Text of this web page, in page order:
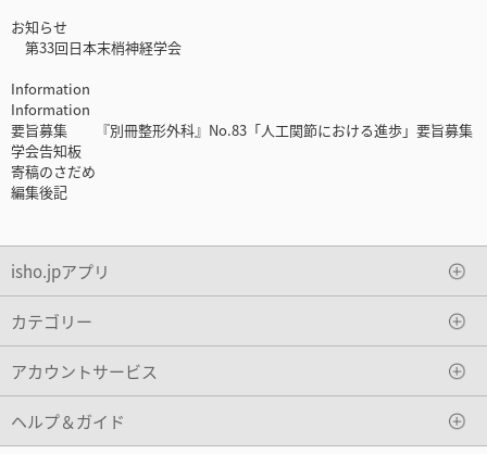
お知らせ
第33回日本末梢神経学会
Information
Information
要旨募集 『別冊整形外科』No.83「人工関節における進歩」要旨募集
学会告知板
寄稿のさだめ
編集後記
isho.jpアプリ
カテゴリー
アカウントサービス
ヘルプ＆ガイド